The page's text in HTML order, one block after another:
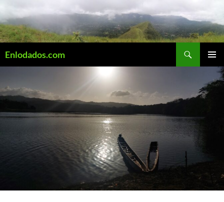
al
contenido
Enlodados.com
MENÚ